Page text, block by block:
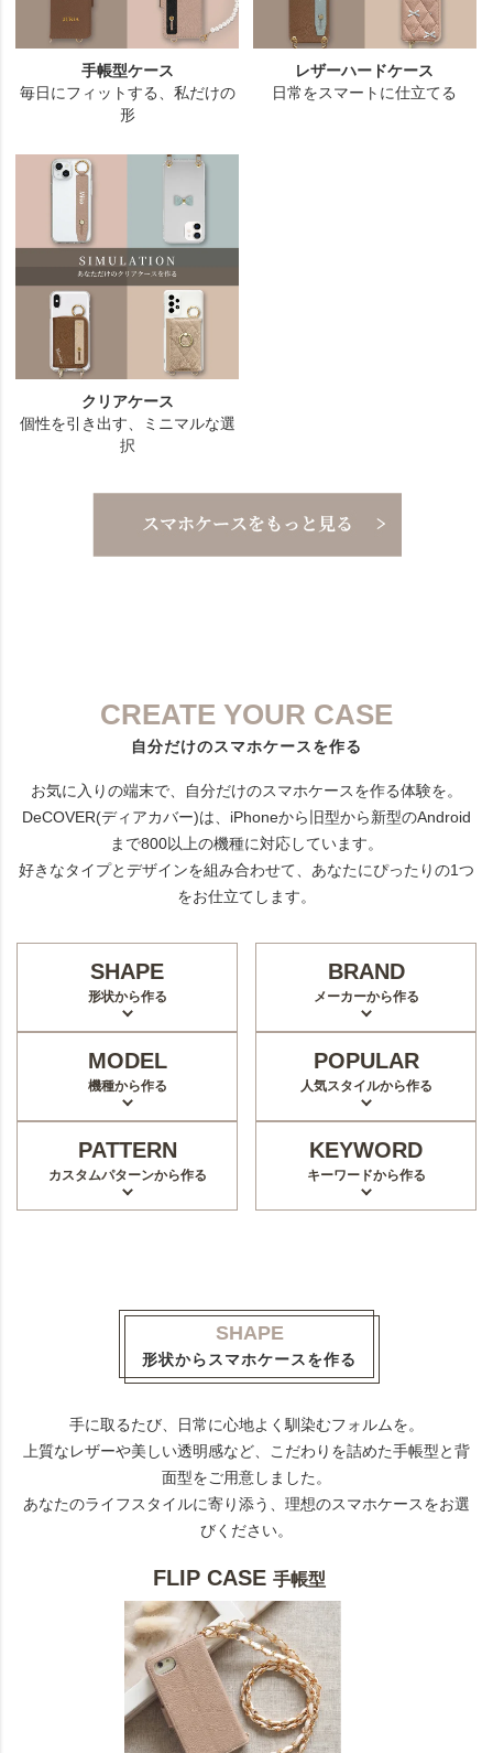
CREATE YOUR CASE
自分だけのスマホケースを作る
お気に入りの端末で、自分だけのスマホケースを作る体験を。
DeCOVER(ディアカバー)は、iPhoneから旧型から新型のAndroid
まで800以上の機種に対応しています。
好きなタイプとデザインを組み合わせて、あなたにぴったりの1つ
をお仕立てします。
SHAPE
形状から作る
BRAND
メーカーから作る
MODEL
機種から作る
POPULAR
人気スタイルから作る
PATTERN
カスタムパターンから作る
KEYWORD
キーワードから作る
SHAPE
形状からスマホケースを作る
手に取るたび、日常に心地よく馴染むフォルムを。
上質なレザーや美しい透明感など、こだわりを詰めた手帳型と背
面型をご用意しました。
あなたのライフスタイルに寄り添う、理想のスマホケースをお選
びください。
FLIP CASE手帳型